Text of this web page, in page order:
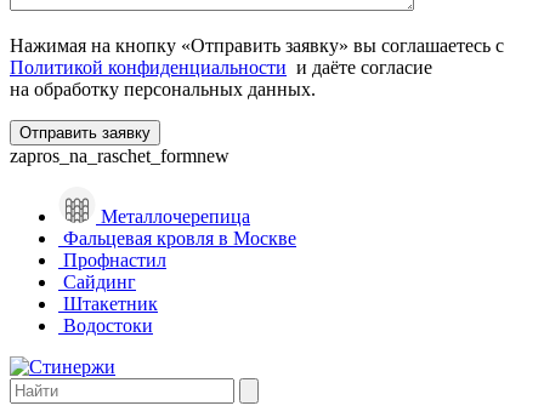
Нажимая на кнопку «Отправить заявку» вы соглашаетесь с
Политикой конфиденциальности и даёте согласие
на обработку персональных данных.
zapros_na_raschet_formnew
Металлочерепица
Фальцевая кровля в Москве
Профнастил
Сайдинг
Штакетник
Водостоки